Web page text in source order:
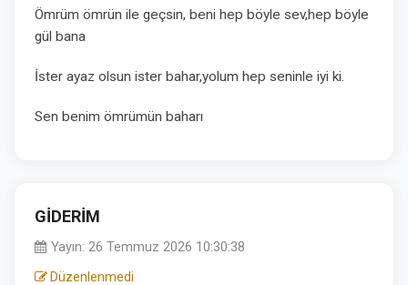
Ömrüm ömrün ile geçsin, beni hep böyle sev,hep böyle
gül bana
İster ayaz olsun ister bahar,yolum hep seninle iyi ki.
Sen benim ömrümün baharı
GİDERİM
Yayın: 26 Temmuz 2026 10:30:38
Düzenlenmedi